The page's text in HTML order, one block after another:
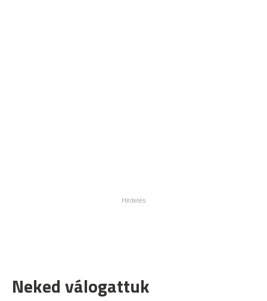
Neked válogattuk